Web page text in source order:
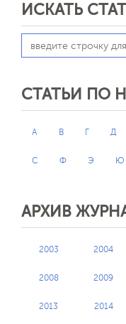
ИСКАТЬ
СТАТЬИ ПО
А В Г Д
С Ф Э Ю
АРХИВ
2003 2004
2008 2009
2013 2014